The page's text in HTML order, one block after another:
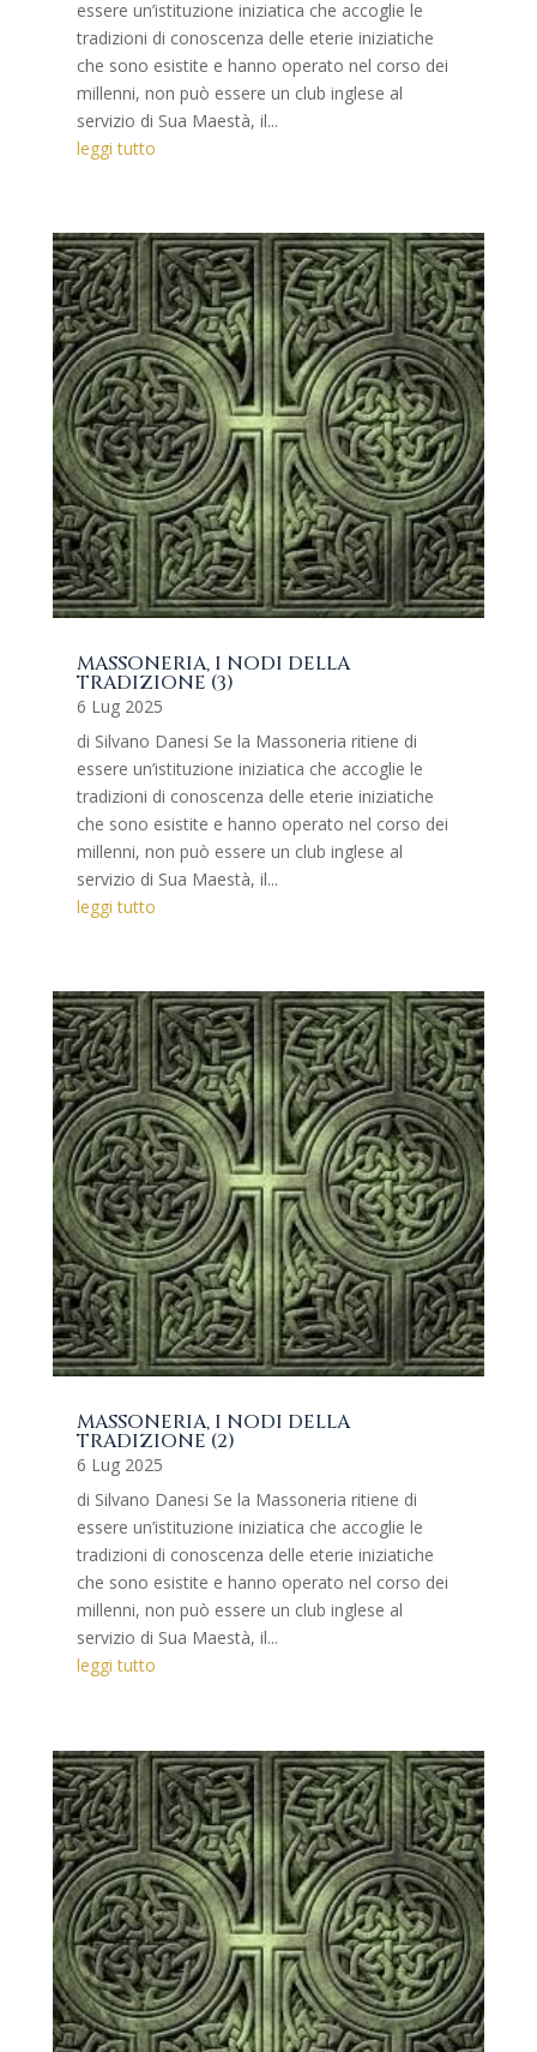
essere un’istituzione iniziatica che accoglie le
tradizioni di conoscenza delle eterie iniziatiche
che sono esistite e hanno operato nel corso dei
millenni, non può essere un club inglese al
servizio di Sua Maestà, il...
leggi tutto
MASSONERIA, I NODI DELLA
TRADIZIONE (3)
6 Lug 2025
di Silvano Danesi Se la Massoneria ritiene di
essere un’istituzione iniziatica che accoglie le
tradizioni di conoscenza delle eterie iniziatiche
che sono esistite e hanno operato nel corso dei
millenni, non può essere un club inglese al
servizio di Sua Maestà, il...
leggi tutto
MASSONERIA, I NODI DELLA
TRADIZIONE (2)
6 Lug 2025
di Silvano Danesi Se la Massoneria ritiene di
essere un’istituzione iniziatica che accoglie le
tradizioni di conoscenza delle eterie iniziatiche
che sono esistite e hanno operato nel corso dei
millenni, non può essere un club inglese al
servizio di Sua Maestà, il...
leggi tutto